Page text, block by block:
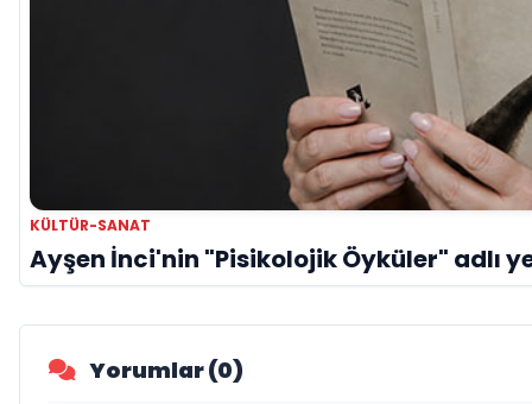
KÜLTÜR-SANAT
Ayşen İnci'nin "Pisikolojik Öyküler" adlı
Yorumlar (0)